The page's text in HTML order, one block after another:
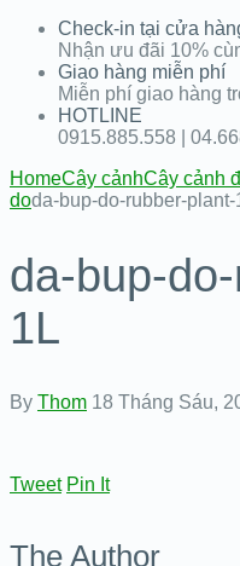
Check-in tại cửa
Nhận ưu đãi 10%
Giao hàng miễn phí
Miễn phí giao hàng
HOTLINE
0915.885.558 |
HomeCây cảnhCây cảnh
doda-bup-do-rubber-plant-
da-bup-
1L
By Thom 18 Tháng Sáu,
Tweet Pin It
The Author